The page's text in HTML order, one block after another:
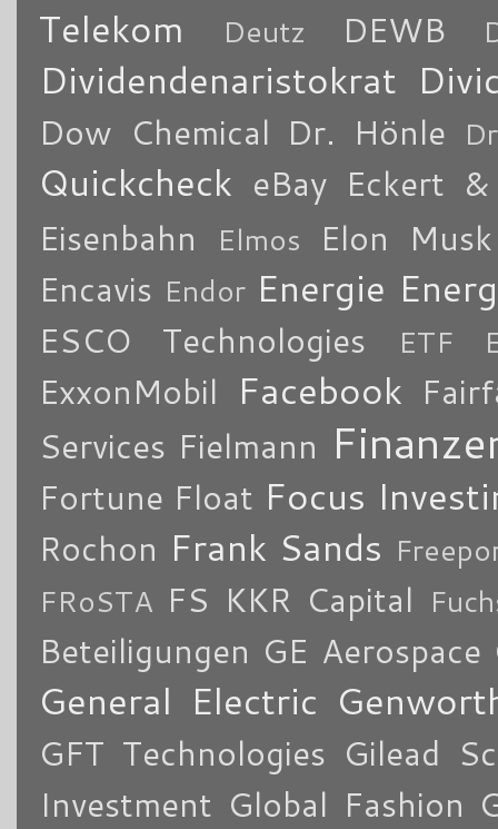
Telekom Deutz DEWB
Dividendenaristokrat
Dow Chemical Dr. Hönle
Quickcheck eBay Eckert
Eisenbahn
Elmos
Elon Musk
Encavis Endor Energie
ESCO Technologies ETF
ExxonMobil Facebook
Services Fielmann
Fortune Float Focus
Rochon Frank Sands
FRoSTA FS KKR Capital
Beteiligungen GE Aerospace
General Electric
GFT Technologies Gilead
Investment Global Fashion